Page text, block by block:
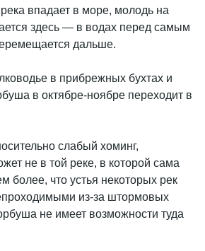
впадает в море, молодь на
здесь — в водах перед самым
дальше.
в прибрежных бухтах и
в октябре-ноябре переходит в
слабый хоминг,
не в той реке, в которой сама
более, что устья некоторых рек
из-за штормовых
не имеет возможности туда